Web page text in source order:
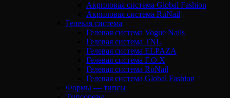
Акриловая система Global Fashion
Акриловая система RuNail
Гелевая система
Гелевая система Vogue Nails
Гелевая система TNL
Гелевая система ELPAZA
Гелевая система F.O.X
Гелевая система RuNail
Гелевая система Global Fashion
Формы — типсы